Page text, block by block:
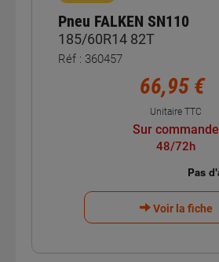
Pneu FALKEN SN110
185/60R14 82T
Réf : 360457
66,95 €
Unitaire TTC
Sur commande
48/72h
Voir la fiche